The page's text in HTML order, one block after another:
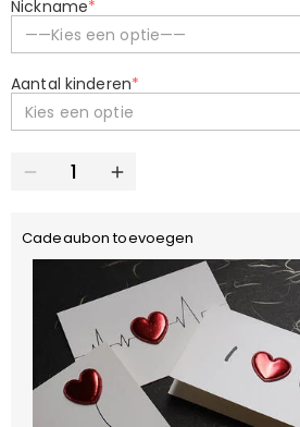
Nickname*
——Kies een optie——
Aantal kinderen*
Kies een optie
Cadeaubon toevoegen